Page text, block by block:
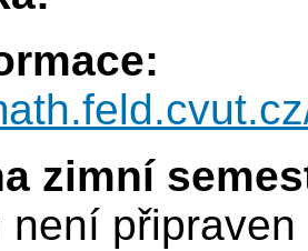
zimní
není připraven